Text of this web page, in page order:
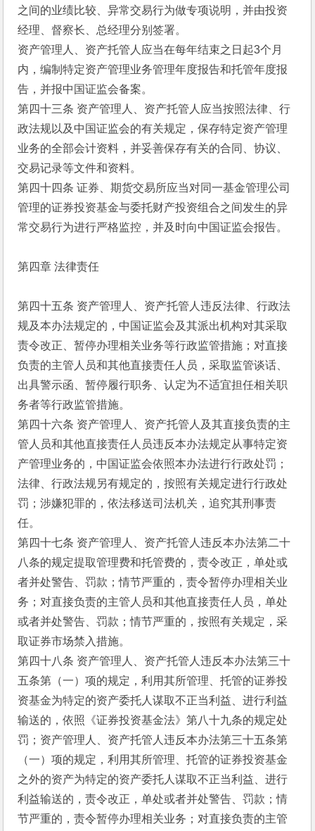
之间的业绩比较、异常交易行为做专项说明，并由投资
经理、督察长、总经理分别签署。
资产管理人、资产托管人应当在每年结束之日起3个月
内，编制特定资产管理业务管理年度报告和托管年度报
告，并报中国证监会备案。
第四十三条 资产管理人、资产托管人应当按照法律、行
政法规以及中国证监会的有关规定，保存特定资产管理
业务的全部会计资料，并妥善保存有关的合同、协议、
交易记录等文件和资料。
第四十四条 证券、期货交易所应当对同一基金管理公司
管理的证券投资基金与委托财产投资组合之间发生的异
常交易行为进行严格监控，并及时向中国证监会报告。
第四章 法律责任
第四十五条 资产管理人、资产托管人违反法律、行政法
规及本办法规定的，中国证监会及其派出机构对其采取
责令改正、暂停办理相关业务等行政监管措施；对直接
负责的主管人员和其他直接责任人员，采取监管谈话、
出具警示函、暂停履行职务、认定为不适宜担任相关职
务者等行政监管措施。
第四十六条 资产管理人、资产托管人及其直接负责的主
管人员和其他直接责任人员违反本办法规定从事特定资
产管理业务的，中国证监会依照本办法进行行政处罚；
法律、行政法规另有规定的，按照有关规定进行行政处
罚；涉嫌犯罪的，依法移送司法机关，追究其刑事责
任。
第四十七条 资产管理人、资产托管人违反本办法第二十
八条的规定提取管理费和托管费的，责令改正，单处或
者并处警告、罚款；情节严重的，责令暂停办理相关业
务；对直接负责的主管人员和其他直接责任人员，单处
或者并处警告、罚款；情节严重的，按照有关规定，采
取证券市场禁入措施。
第四十八条 资产管理人、资产托管人违反本办法第三十
五条第（一）项的规定，利用其所管理、托管的证券投
资基金为特定的资产委托人谋取不正当利益、进行利益
输送的，依照《证券投资基金法》第八十九条的规定处
罚；资产管理人、资产托管人违反本办法第三十五条第
（一）项的规定，利用其所管理、托管的证券投资基金
之外的资产为特定的资产委托人谋取不正当利益、进行
利益输送的，责令改正，单处或者并处警告、罚款；情
节严重的，责令暂停办理相关业务；对直接负责的主管